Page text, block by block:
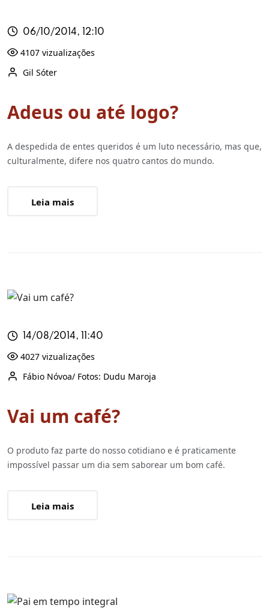
06/10/2014, 12:10
4107 vizualizações
Gil Sóter
Adeus ou até logo?
A despedida de entes queridos é um luto necessário, mas que,
culturalmente, difere nos quatro cantos do mundo.
Leia mais
14/08/2014, 11:40
4027 vizualizações
Fábio Nóvoa/ Fotos: Dudu Maroja
Vai um café?
O produto faz parte do nosso cotidiano e é praticamente
impossível passar um dia sem saborear um bom café.
Leia mais